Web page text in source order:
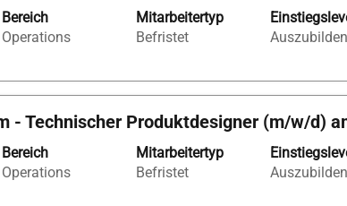
durch
Sie
Stelle
Bereich
Operations
Mitarbeitertyp
Befristet
- Technischer Produktdesigner (m/w/d)
Bereich
Operations
Mitarbeitertyp
Befristet